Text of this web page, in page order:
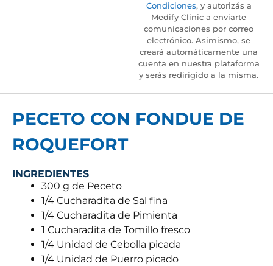
Condiciones, y autorizás a
Medify Clinic a enviarte
comunicaciones por correo
electrónico. Asimismo, se
creará automáticamente una
cuenta en nuestra plataforma
y serás redirigido a la misma.
PECETO CON FONDUE DE
ROQUEFORT
INGREDIENTES
300 g de Peceto
1/4 Cucharadita de Sal fina
1/4 Cucharadita de Pimienta
1 Cucharadita de Tomillo fresco
1/4 Unidad de Cebolla picada
1/4 Unidad de Puerro picado